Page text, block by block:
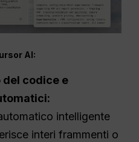
AI:
del codice e
intelligente
interi frammenti o